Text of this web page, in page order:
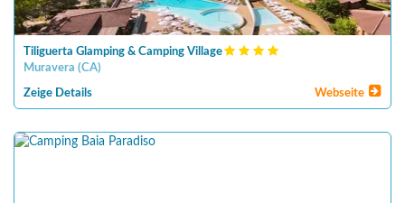
Tiliguerta Glamping & Camping Village
Muravera (CA)
Zeige Details Webseite